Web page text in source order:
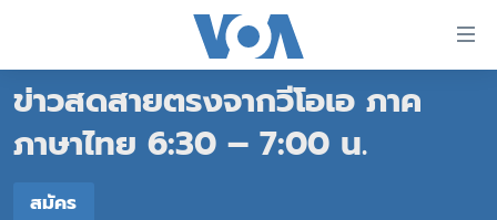
ต่อ
ไป
หลัก
หน้าหลัก
โลก
เอเชีย
ข่าวสดสายตรงจากวีโอเอ ภาค
ภาษาไทย 6:30 – 7:00 น.
สมัคร